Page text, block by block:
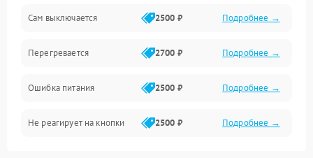
Сам выключается 2500 ₽ Подробнее →
Перегревается 2700 ₽ Подробнее →
Ошибка питания 2500 ₽ Подробнее →
Не реагирует на кнопки 2500 ₽ Подробнее →